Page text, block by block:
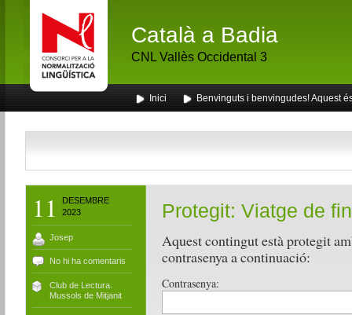
Català a Badia
CNL Vallès Occidental 3
Inici Benvinguts i benvingudes! Aquest
11
DESEMBRE
2023
Josep
No hi ha comentaris
Club de Lectura.
Mussols de Mitjanit
Protegit: Viatge de
Aquest contingut està protegit
contrasenya a continuació:
Contrasenya: